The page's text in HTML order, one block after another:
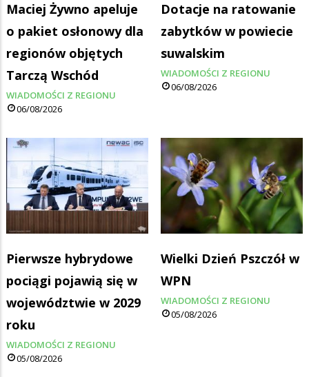
Maciej Żywno apeluje
o pakiet osłonowy dla
regionów objętych
Tarczą Wschód
WIADOMOŚCI Z REGIONU
06/08/2026
Dotacje na ratowanie
zabytków w powiecie
suwalskim
WIADOMOŚCI Z REGIONU
06/08/2026
Pierwsze hybrydowe
pociągi pojawią się w
województwie w 2029
roku
WIADOMOŚCI Z REGIONU
05/08/2026
Wielki Dzień Pszczół w
WPN
WIADOMOŚCI Z REGIONU
05/08/2026